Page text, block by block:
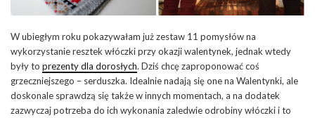
W ubiegłym roku pokazywałam już zestaw 11 pomysłów na
wykorzystanie resztek włóczki przy okazji walentynek, jednak wtedy
były to prezenty dla dorosłych. Dziś chcę zaproponować coś
grzeczniejszego – serduszka. Idealnie nadają się one na Walentynki, ale
doskonale sprawdzą się także w innych momentach, a na dodatek
zazwyczaj potrzeba do ich wykonania zaledwie odrobiny włóczki i to